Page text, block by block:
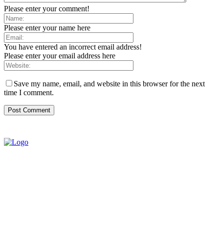
Please enter your comment!
Please enter your name here
You have entered an incorrect email address!
Please enter your email address here
Save my name, email, and website in this browser for the next
time I comment.